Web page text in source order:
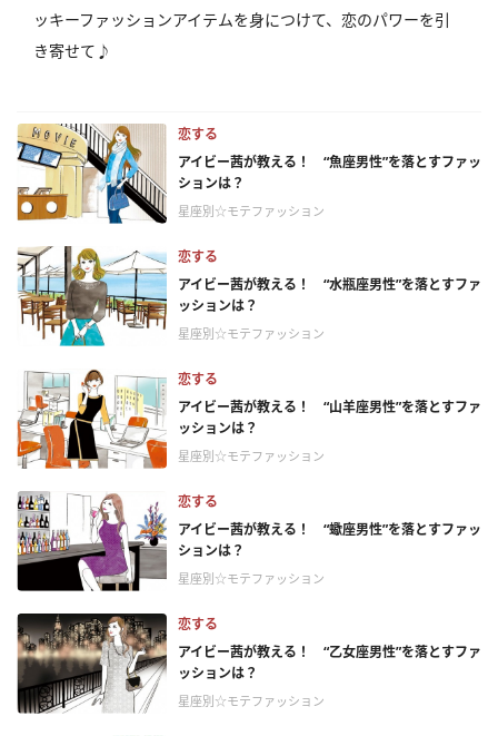
ッキーファッションアイテムを身につけて、恋のパワーを引
き寄せて♪
恋する
アイビー茜が教える！ “魚座男性”を落とすファッ
ションは？
星座別☆モテファッション
恋する
アイビー茜が教える！ “水瓶座男性”を落とすファ
ッションは？
星座別☆モテファッション
恋する
アイビー茜が教える！ “山羊座男性”を落とすファ
ッションは？
星座別☆モテファッション
恋する
アイビー茜が教える！ “蠍座男性”を落とすファッ
ションは？
星座別☆モテファッション
恋する
アイビー茜が教える！ “乙女座男性”を落とすファ
ッションは？
星座別☆モテファッション